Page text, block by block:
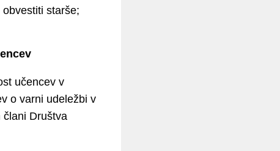
starše;
učencev v
o varni udeležbi v
člani Društva